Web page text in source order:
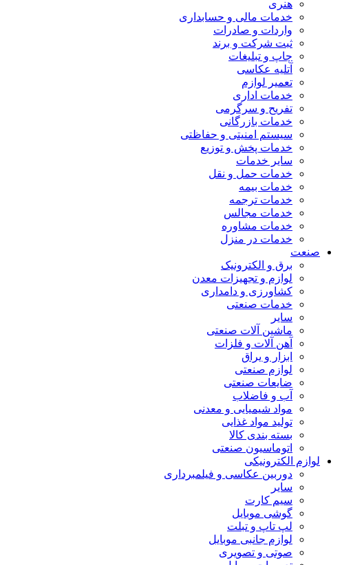
هنری
خدمات مالی و حسابداری
واردات و صادرات
ثبت شرکت و برند
چاپ و تبلیغات
آتلیه عکاسی
تعمیر لوازم
خدمات اداری
تفریح و سرگرمی
خدمات بازرگانی
سیستم امنیتی و حفاظتی
خدمات پخش و توزیع
سایر خدمات
خدمات حمل و نقل
خدمات بیمه
خدمات ترجمه
خدمات مجالس
خدمات مشاوره
خدمات در منزل
صنعت
برق و الکترونیک
لوازم و تجهیزات معدن
کشاورزی و دامداری
خدمات صنعتی
سایر
ماشین آلات صنعتی
آهن آلات و فلزات
ابزار و یراق
لوازم صنعتی
ضایعات صنعتی
آب و فاضلاب
مواد شیمیایی و معدنی
تولید مواد غذایی
بسته بندی کالا
اتوماسیون صنعتی
لوازم الکترونیکی
دوربین عکاسی و فیلمبرداری
سایر
سیم کارت
گوشی موبایل
لپ تاپ و تبلت
لوازم جانبی موبایل
صوتی و تصویری